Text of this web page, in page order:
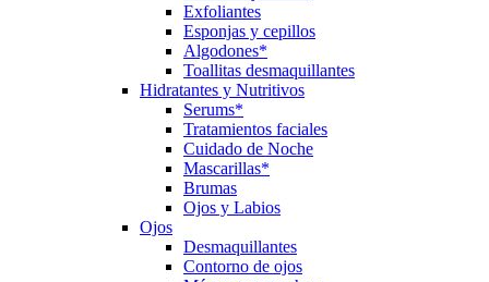
Exfoliantes
Esponjas y cepillos
Algodones*
Toallitas desmaquillantes
Hidratantes y Nutritivos
Serums*
Tratamientos faciales
Cuidado de Noche
Mascarillas*
Brumas
Ojos y Labios
Ojos
Desmaquillantes
Contorno de ojos